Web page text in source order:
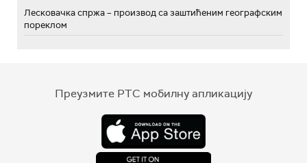
Лесковачка спржа – производ са заштићеним географским
пореклом
Преузмите РТС мобилну апликацију